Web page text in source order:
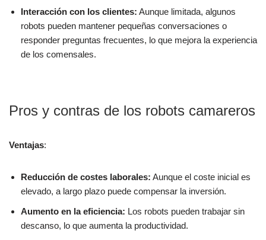
Interacción con los clientes: Aunque limitada, algunos
robots pueden mantener pequeñas conversaciones o
responder preguntas frecuentes, lo que mejora la experiencia
de los comensales.
Pros y contras de los robots camareros
Ventajas:
Reducción de costes laborales: Aunque el coste inicial es
elevado, a largo plazo puede compensar la inversión.
Aumento en la eficiencia: Los robots pueden trabajar sin
descanso, lo que aumenta la productividad.